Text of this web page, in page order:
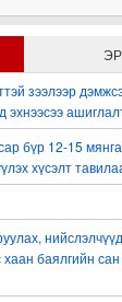
зээлээр
эхнээсээ
бүр 12-15
хүсэлт
баялгийн